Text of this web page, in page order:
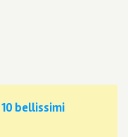
10 bellissimi